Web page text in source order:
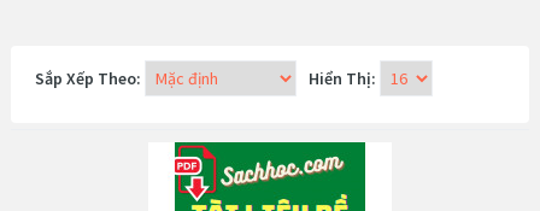
Sắp Xếp Theo: Hiển Thị: